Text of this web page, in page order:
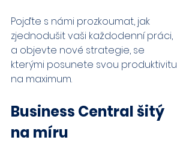
Pojďte s námi prozkoumat, jak
zjednodušit vaši každodenní práci,
a objevte nové strategie, se
kterými posunete svou produktivitu
na maximum.
Business Central šitý
na míru